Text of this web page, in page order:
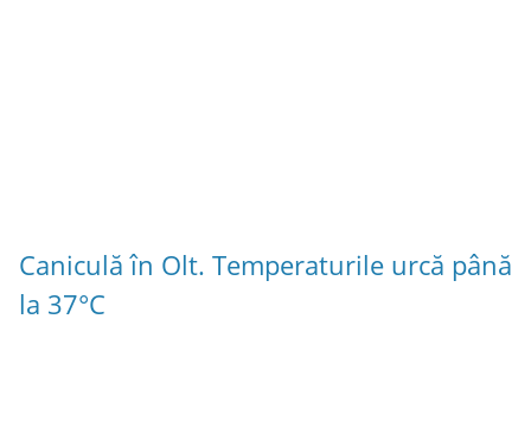
Caniculă în Olt. Temperaturile urcă până
la 37°C